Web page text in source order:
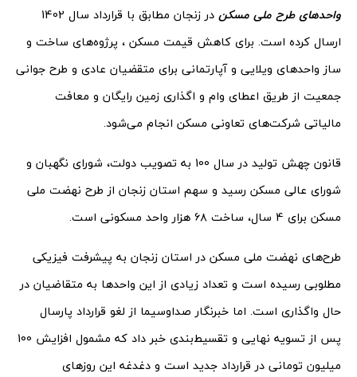
واحدهای طرح ملی مسکن
در زنجان مطابق با قرارداد سال 1402
ارسال کرده است. برای کاهش قیمت مسکن ، پرژوه‌های ساخت و
ساز واحدهای ویلایی و آپارتمانی برای متقضیان عادی و طرح جوانی
جمعیت از طریق اعطای وام و اگذاری زمین رایگان و معافت
مالیاتی شرکت‌های تعاونی مسکن انجام می‌شود.
قانون چهش تولید در سال 100 به تصویب دولت، شورای نگهبان و
شورای عالی مسکن رسید و سهم استان زنجان از طرح نهضت ملی
مسکن برای 4 سال، ساخت ۶۸ هزار واحد مسکونی است.
طرح‌های نهضت ملی مسکن در استان زنجان به پیشرفت فیزیکی
مطلوبی رسیده است و تعداد زیادی از این واحدها به متقاضیان در
حال واگذاری است. اما خبرنگار صداوسیما از لغو قرارداد پارسال
پس از تسویه نهایی و تقسیط‌بندی خبر داد که مشمول افزایش 100
میلیون تومانی در قرارداد جدید است و دغدغه این روزهای